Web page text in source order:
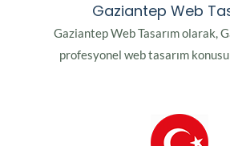
Gaziantep Web
Gaziantep Web Tasarım olarak,
profesyonel web tasarım